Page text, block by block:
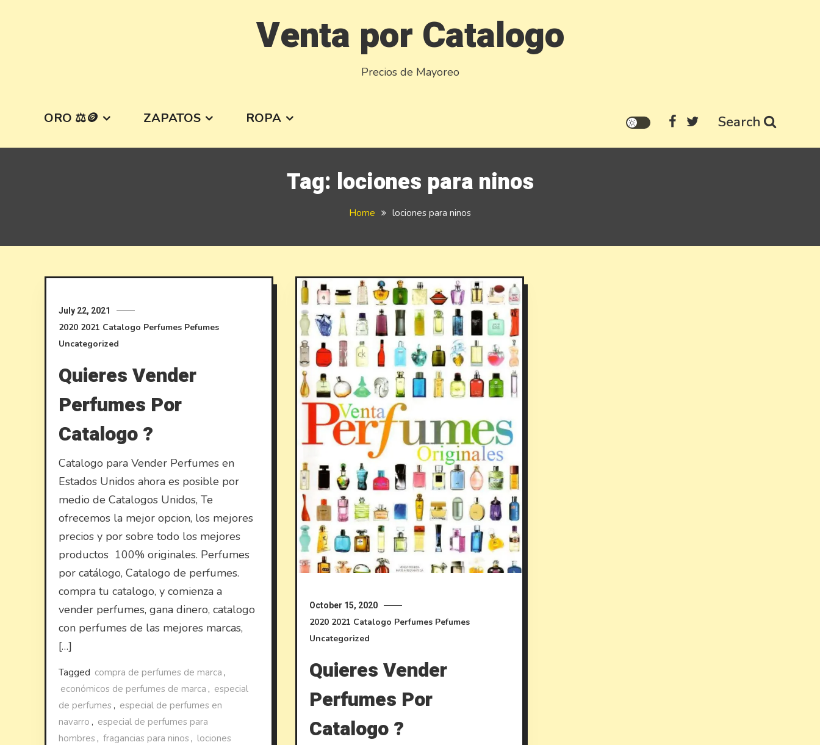
Venta por Catalogo
Precios de Mayoreo
ORO ⚖️🪙 ZAPATOS ROPA Search
Tag: lociones para ninos
Home lociones para ninos
July 22, 2021
2020 2021 Catalogo Perfumes Pefumes
Uncategorized
Quieres Vender
Perfumes Por
Catalogo ?
Catalogo para Vender Perfumes en
Estados Unidos ahora es posible por
medio de Catalogos Unidos, Te
ofrecemos la mejor opcion, los mejores
precios y por sobre todo los mejores
productos 100% originales. Perfumes
por catálogo, Catalogo de perfumes.
compra tu catalogo, y comienza a
vender perfumes, gana dinero, catalogo
con perfumes de las mejores marcas,
[…]
Tagged compra de perfumes de marca ,
económicos de perfumes de marca , especial
de perfumes , especial de perfumes en
navarro , especial de perfumes para
hombres , fragancias para ninos , lociones
October 15, 2020
2020 2021 Catalogo Perfumes Pefumes
Uncategorized
Quieres Vender
Perfumes Por
Catalogo ?